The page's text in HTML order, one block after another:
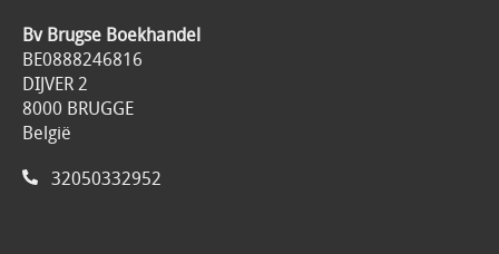
Bv Brugse Boekhandel
BE0888246816
DIJVER 2
8000 BRUGGE
België
32050332952